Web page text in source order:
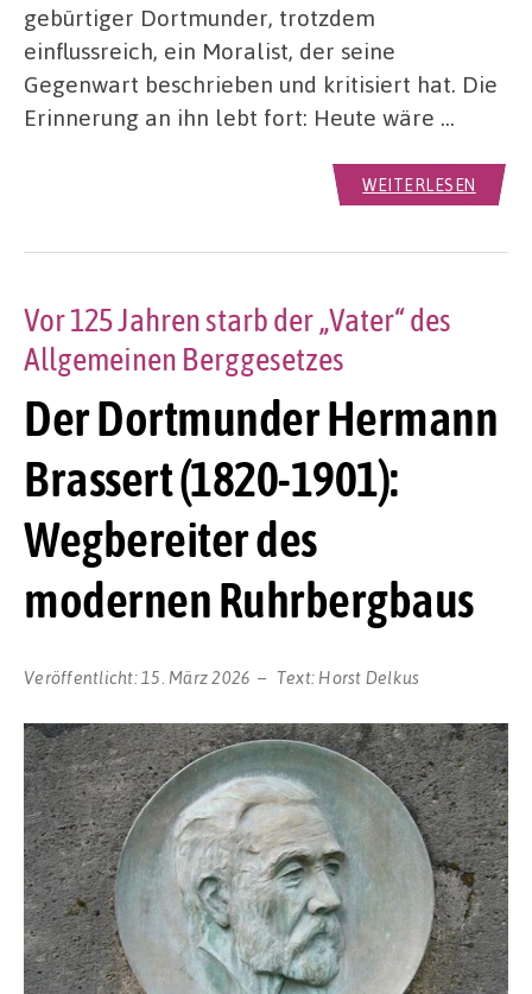
gebürtiger Dortmunder, trotzdem
einflussreich, ein Moralist, der seine
Gegenwart beschrieben und kritisiert hat. Die
Erinnerung an ihn lebt fort: Heute wäre …
WEITERLESEN
Der Dortmunder Hermann
Brassert (1820-1901):
Wegbereiter des
modernen Ruhrbergbaus
Vor 125 Jahren starb der „Vater“ des
Allgemeinen Berggesetzes
Veröffentlicht: 15. März 2026 Text: Horst Delkus